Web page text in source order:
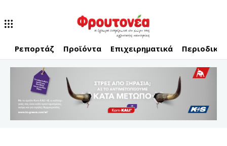
Ρεπορτάζ Προϊόντα Επιχειρηματικά Περιοδικό